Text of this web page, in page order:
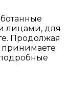
лицами, для
Продолжая
принимаете